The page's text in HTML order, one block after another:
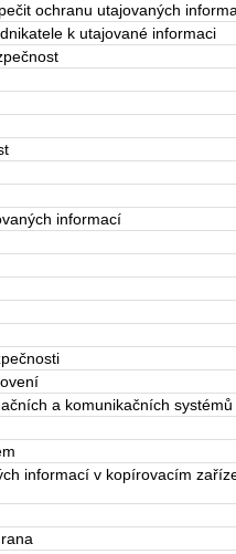
ochranu utajovaných
k utajované informaci
informací
a komunikačních systémů
informací v kopírovacím